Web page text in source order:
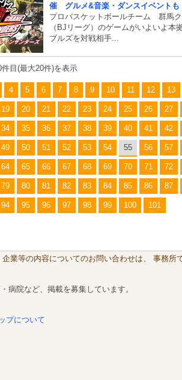
催 グルメ&音楽・ダンスイベントも
プロバスケットボールチーム 群馬
（BJリーグ）のゲームがいよいよ本
ブルズを対戦相手...
目(最大20件)を表示
4 5 6 7 8 9 10 11 12 13
19 20 21 22 23 24 25 26 27
34 35 36 37 38 39 40 41 42
49 50 51 52 53 54 55 56 57
64 65 66 67 68 69 70 71 72
79 80 81 82 83 84 85 86 87
94 95 96 97 98 99 100 101
業等の内容についてのお問い合わせは、 事務所
病院など、掲載を募集しています。
プについて